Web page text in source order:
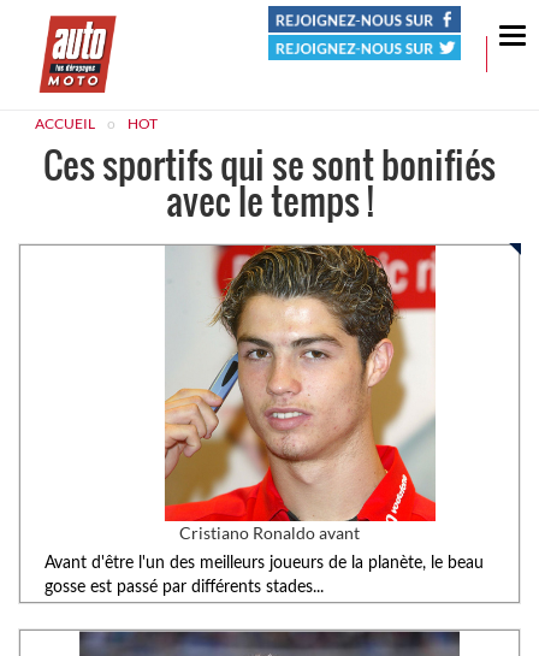
ACCUEIL HOT
Ces sportifs qui se sont bonifiés
avec le temps !
Cristiano Ronaldo avant
Avant d'être l'un des meilleurs joueurs de la planète, le beau
gosse est passé par différents stades...